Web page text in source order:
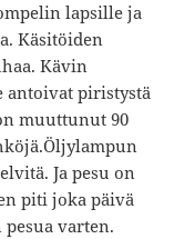
lapsille ja
Käsitöiden
Kävin
antoivat piristystä
muuttunut 90
Ja pesu on
piti joka päivä
varten.